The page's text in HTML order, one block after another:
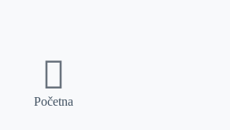
Početna